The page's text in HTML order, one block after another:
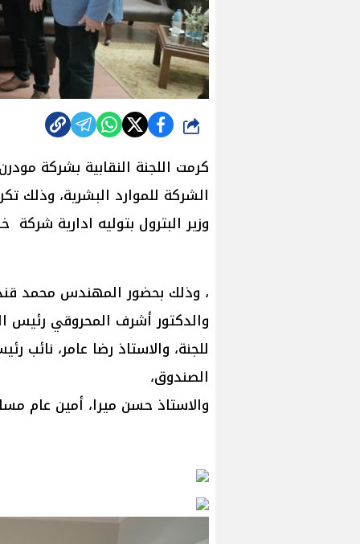
شارك
كرمت اللجنة النقابية بشركة
الشركة للموارد البشرية، وذلك
وزير البترول بتوليه ادارية شركة
، وذلك بحضور المهندس محمد
والدكتور أشرف المحروقي رئيس
للجنة، والاستاذ رضا عامر، نائب
الصندوق،
والاستاذ حسن ميرا، أمين عام